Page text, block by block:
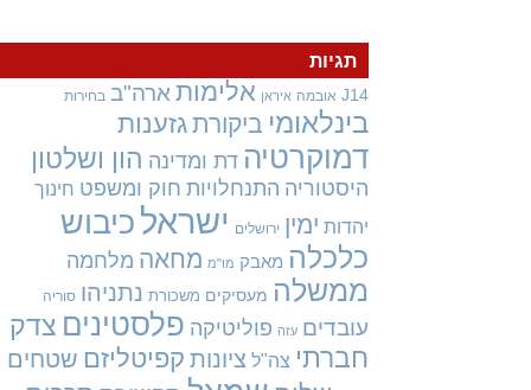
תגיות
J14 אובמה איראן אלימות ארה"ב בחירות
בינלאומיביקורתגזענות
דמוקרטיה דת ומדינההון ושלטון
היסטוריה התנחלויות חוק ומשפט חינוך
יהדות ימין ירושלים ישראלכיבוש
כלכלה מאבק מו"מ מחאהמלחמה
ממשלה מעסיקים משכורת נתניהו סוריה
עובדים עזה פוליטיקה פלסטיניםצדק
חברתי צה"ל ציונותקפיטליזםשטחים